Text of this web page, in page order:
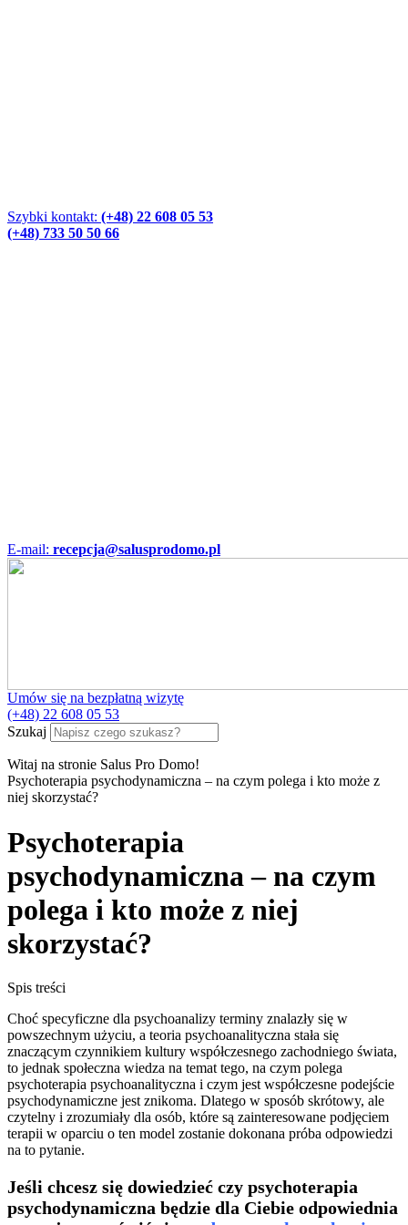
Szybki kontakt: (+48) 22 608 05 53
(+48) 733 50 50 66
E-mail: recepcja@salusprodomo.pl
Umów się na bezpłatną wizytę
(+48) 22 608 05 53
Szukaj
Witaj na stronie Salus Pro Domo!
Psychoterapia psychodynamiczna – na czym polega i kto może z
niej skorzystać?
Psychoterapia
psychodynamiczna – na czym
polega i kto może z niej
skorzystać?
Spis treści
Choć specyficzne dla psychoanalizy terminy znalazły się w
powszechnym użyciu, a teoria psychoanalityczna stała się
znaczącym czynnikiem kultury współczesnego zachodniego świata,
to jednak społeczna wiedza na temat tego, na czym polega
psychoterapia psychoanalityczna i czym jest współczesne podejście
psychodynamiczne jest znikoma. Dlatego w sposób skrótowy, ale
czytelny i zrozumiały dla osób, które są zainteresowane podjęciem
terapii w oparciu o ten model zostanie dokonana próba odpowiedzi
na to pytanie.
Jeśli chcesz się dowiedzieć czy psychoterapia
psychodynamiczna będzie dla Ciebie odpowiednia